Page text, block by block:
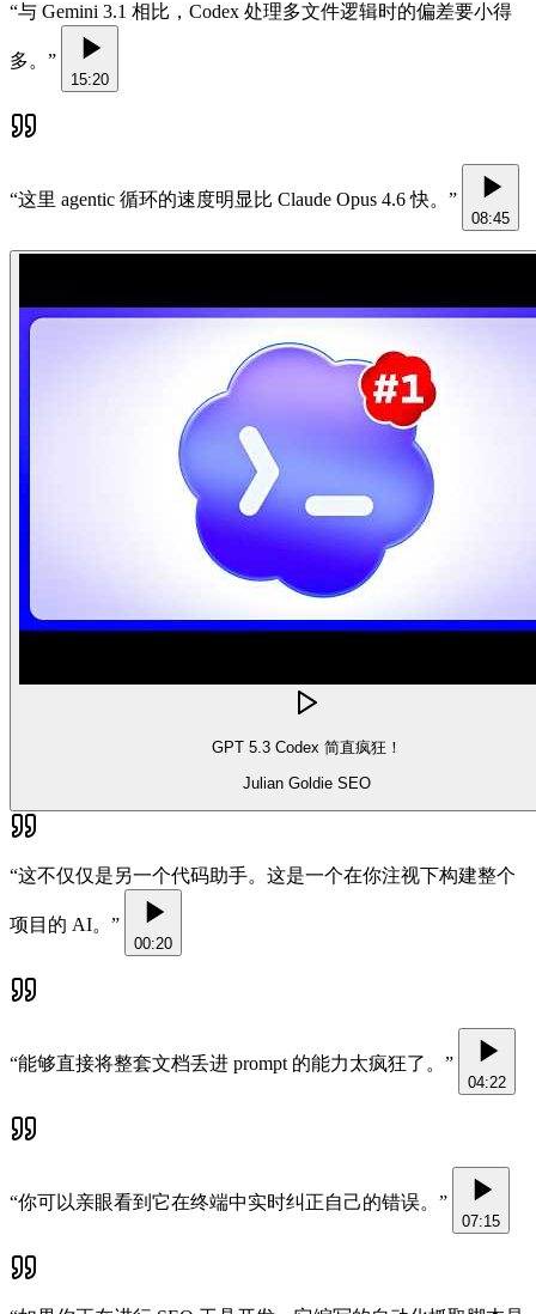
“与 Gemini 3.1 相比，Codex 处理多文件逻辑时的偏差要小得
多。 ”
15:20
“这里 agentic 循环的速度明显比 Claude Opus 4.6 快。 ”
08:45
GPT 5.3 Codex 简直疯狂！
Julian Goldie SEO
“这不仅仅是另一个代码助手。这是一个在你注视下构建整个
项目的 AI。 ”
00:20
“能够直接将整套文档丢进 prompt 的能力太疯狂了。 ”
04:22
“你可以亲眼看到它在终端中实时纠正自己的错误。 ”
07:15